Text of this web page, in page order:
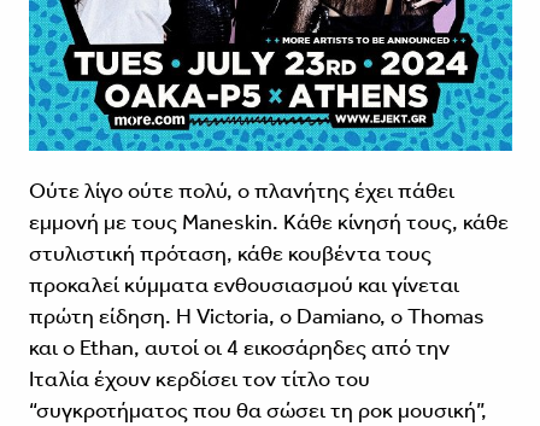
Ούτε λίγο ούτε πολύ, ο πλανήτης έχει πάθει
εμμονή με τους Maneskin. Κάθε κίνησή τους, κάθε
στυλιστική πρόταση, κάθε κουβέντα τους
προκαλεί κύμματα ενθουσιασμού και γίνεται
πρώτη είδηση. H Victoria, ο Damiano, ο Thomas
και ο Ethan, αυτοί οι 4 εικοσάρηδες από την
Ιταλία έχουν κερδίσει τον τίτλο του
“συγκροτήματος που θα σώσει τη ροκ μουσική”,